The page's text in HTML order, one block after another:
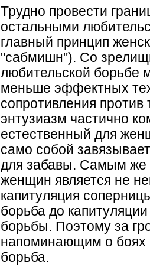
Трудно провести
остальными
главный принцип
"сабмишн"). Со
любительской борьбе
меньше эффектных
сопротивления
энтузиазм частично
естественный для
само собой
для забавы. Самым же
женщин является не
капитуляция
борьба до
борьбы. Поэтому за
напоминающим о боях
борьба.